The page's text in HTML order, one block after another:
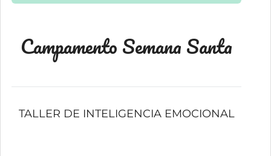
Campamento Semana Santa
TALLER DE INTELIGENCIA EMOCIONAL